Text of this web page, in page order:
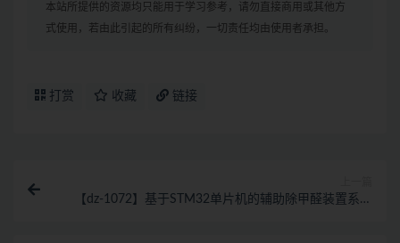
本站所提供的资源均只能用于学习参考，请勿直接商用或其他方
式使用，若由此引起的所有纠纷，一切责任均由使用者承担。
打赏 收藏 链接
【dz-1072】基于STM32单片机的辅助除甲醛装置系统